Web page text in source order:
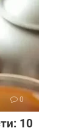
0
10